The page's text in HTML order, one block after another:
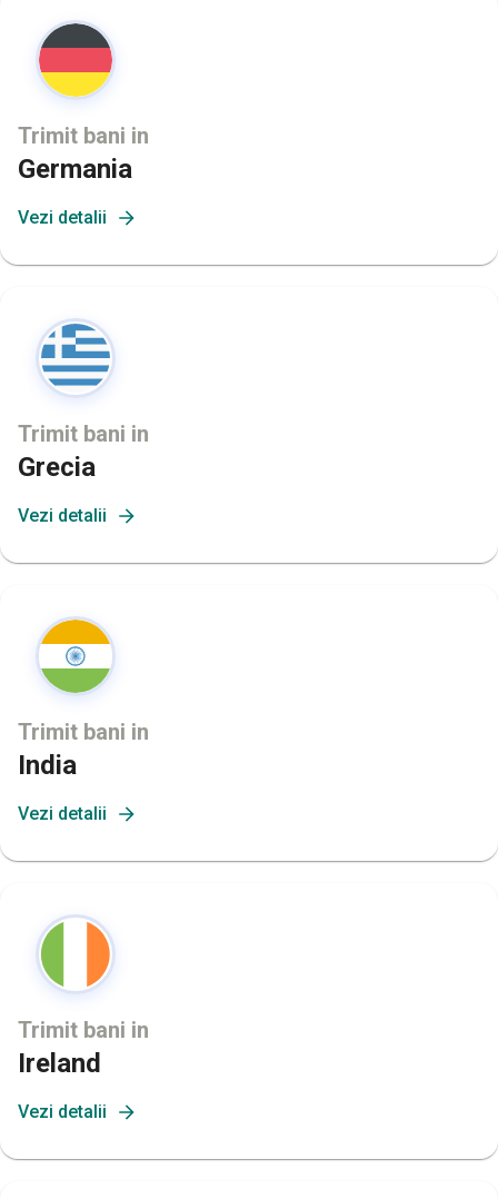
Trimit bani in
Germania
Vezi detalii
Trimit bani in
Grecia
Vezi detalii
Trimit bani in
India
Vezi detalii
Trimit bani in
Ireland
Vezi detalii